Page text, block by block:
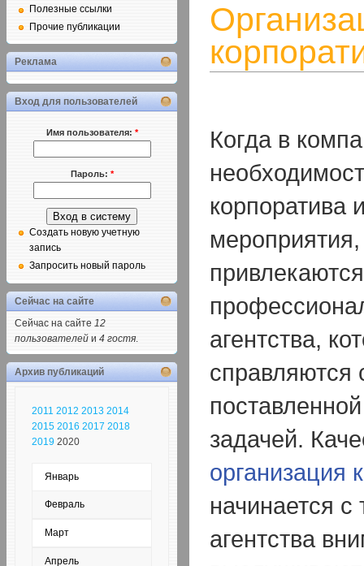
Когда в
корпоратива
привлекаются
агентства,
справляются
задачей.
организация
начинается с
агентства
Полезные ссылки
Прочие публикации
Реклама
Вход для пользователей
Имя пользователя: *
Пароль: *
Создать новую учетную
запись
Запросить новый пароль
Сейчас на сайте
Сейчас на сайте 12
пользователей и 4 гостя.
Архив публикаций
2011 2012 2013 2014
2015 2016 2017 2018
2019 2020
Январь
Февраль
Март
Апрель